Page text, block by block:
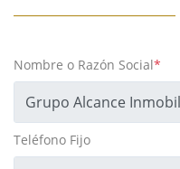
Nombre o Razón Social*
Teléfono Fijo